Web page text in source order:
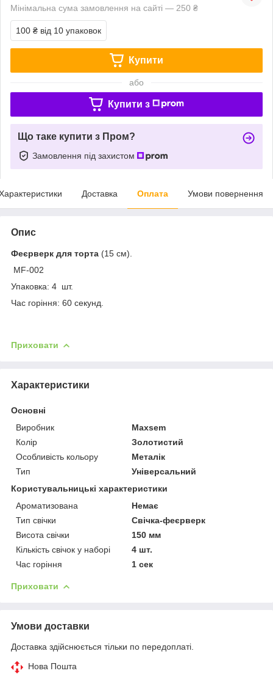
Мінімальна сума замовлення на сайті — 250 ₴
100 ₴ від 10 упаковок
Купити
або
Купити з
Що таке купити з Пром?
Замовлення під захистом
Доставка Оплата Умови повернення
Опис
Феєрверк для торта (15 см).
MF-002
Упаковка: 4 шт.
Час горіння: 60 секунд.
Приховати
Характеристики
Основні
Виробник
Maxsem
Колір
Золотистий
Особливість кольору
Металік
Тип
Універсальний
Користувальницькі характеристики
Ароматизована
Немає
Тип свічки
Свічка-феєрверк
Висота свічки
150 мм
Кількість свічок у наборі
4 шт.
Час горіння
1 сек
Приховати
Умови доставки
Доставка здійснюється тільки по передоплаті.
Нова Пошта